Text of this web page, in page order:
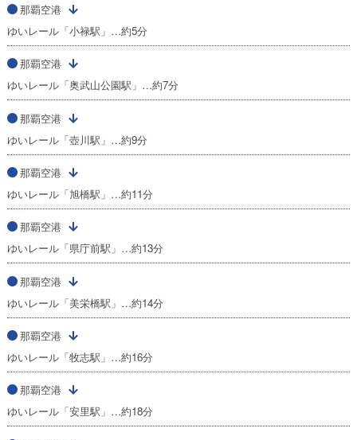
那覇空港
ゆいレール「小禄駅」…約5分
那覇空港
ゆいレール「奥武山公園駅」…約7分
那覇空港
ゆいレール「壺川駅」…約9分
那覇空港
ゆいレール「旭橋駅」…約11分
那覇空港
ゆいレール「県庁前駅」…約13分
那覇空港
ゆいレール「美栄橋駅」…約14分
那覇空港
ゆいレール「牧志駅」…約16分
那覇空港
ゆいレール「安里駅」…約18分